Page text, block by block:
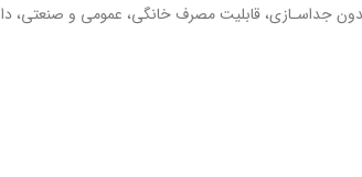
جداسـازی، قابلیت مصرف خانگی، عمومی و صنعتی،